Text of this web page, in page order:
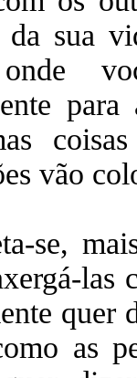
da sua
onde
vão
se,
las
quer
as